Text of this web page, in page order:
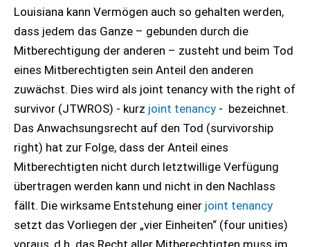
Louisiana kann Vermögen auch so gehalten werden,
dass jedem das Ganze – gebunden durch die
Mitberechtigung der anderen – zusteht und beim Tod
eines Mitberechtigten sein Anteil den anderen
zuwächst. Dies wird als joint tenancy with the right of
survivor (JTWROS) - kurz joint tenancy - bezeichnet.
Das Anwachsungsrecht auf den Tod (survivorship
right) hat zur Folge, dass der Anteil eines
Mitberechtigten nicht durch letztwillige Verfügung
übertragen werden kann und nicht in den Nachlass
fällt. Die wirksame Entstehung einer joint tenancy
setzt das Vorliegen der „vier Einheiten“ (four unities)
voraus, d.h. das Recht aller Mitberechtigten muss im